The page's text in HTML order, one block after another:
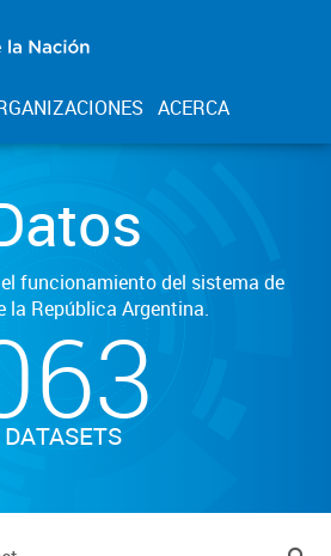
ACERCA
funcionamiento del sistema de
la República Argentina.
DATASETS